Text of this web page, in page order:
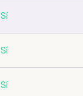
Sí
Sí
Sí